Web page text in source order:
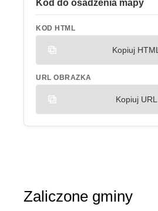
Kod do osadzenia mapy
KOD HTML
Kopiuj HTML
URL OBRAZKA
Kopiuj URL
Zaliczone gminy